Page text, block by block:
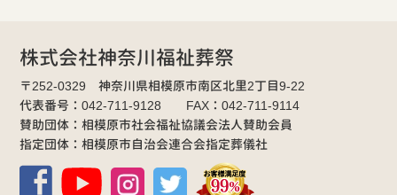
株式会社神奈川福祉葬祭
〒252-0329 神奈川県相模原市南区北里2丁目9-22
代表番号：042-711-9128 FAX：042-711-9114
賛助団体：相模原市社会福祉協議会法人賛助会員
指定団体：相模原市自治会連合会指定葬儀社